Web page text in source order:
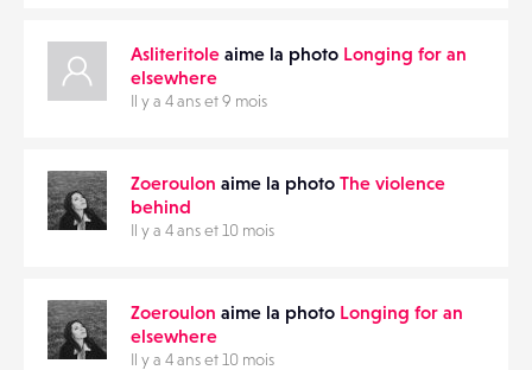
Asliteritole aime la photo Longing for an
elsewhere
Il y a 4 ans et 9 mois
Zoeroulon aime la photo The violence
behind
Il y a 4 ans et 10 mois
Zoeroulon aime la photo Longing for an
elsewhere
Il y a 4 ans et 10 mois